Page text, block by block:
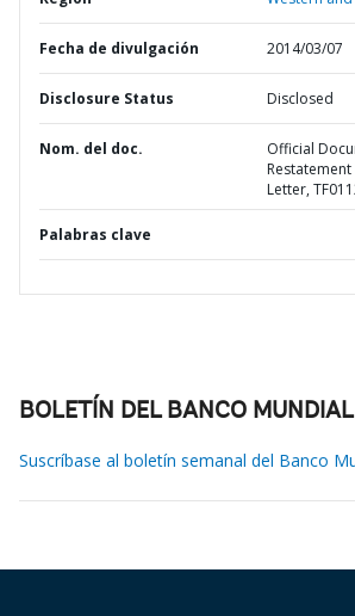
Fecha de divulgación 2014/03/07
Disclosure Status Disclosed
Nom. del doc.
Official
Letter,
Palabras clave
BOLETÍN DEL BANCO MUNDIAL
Suscríbase al boletín semanal del Banco